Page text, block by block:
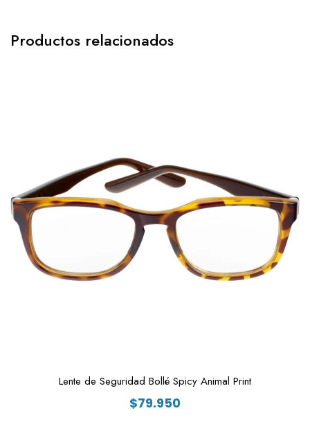
Productos relacionados
Lente de Seguridad Bollé Spicy Animal Print
$79.950